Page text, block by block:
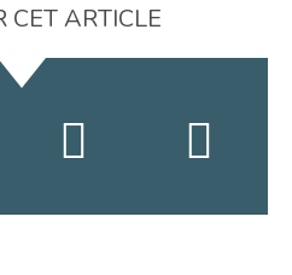
CET ARTICLE